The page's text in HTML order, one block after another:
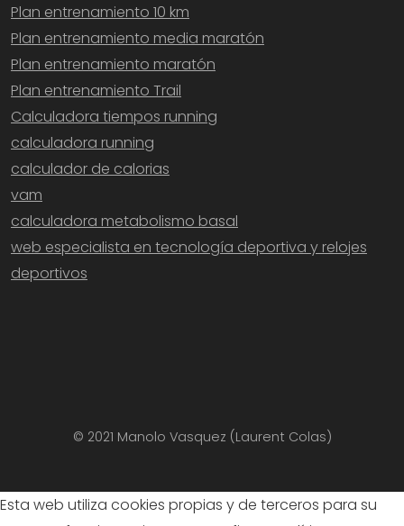
Plan entrenamiento 10 km
Plan entrenamiento media maratón
Plan entrenamiento maratón
Plan entrenamiento Trail
Calculadora tiempos running
calculadora running
calculador de calorias
vam
calculadora metabolismo basal
web especialista en tecnología deportiva y relojes
deportivos
© 2021 Manolo Vasquez (Laurent Colas)
Esta web utiliza cookies propias y de terceros para su